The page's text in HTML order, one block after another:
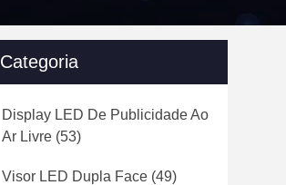
Categoria
Display LED De Publicidade Ao
Ar Livre (53)
Visor LED Dupla Face (49)